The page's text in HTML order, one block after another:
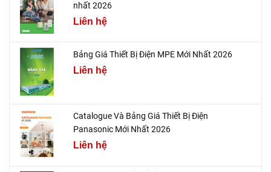
nhất 2026
Liên hệ
Bảng Giá Thiết Bị Điện MPE Mới Nhất 2026
Liên hệ
Catalogue Và Bảng Giá Thiết Bị Điện
Panasonic Mới Nhất 2026
Liên hệ